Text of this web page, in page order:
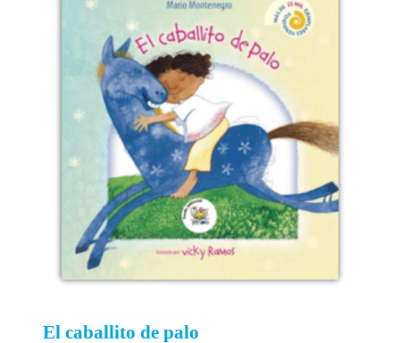
El caballito de palo